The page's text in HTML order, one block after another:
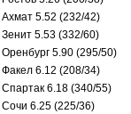
Ахмат 5.52 (232/42)
Зенит 5.53 (332/60)
Оренбург 5.90 (295/50)
Факел 6.12 (208/34)
Спартак 6.18 (340/55)
Сочи 6.25 (225/36)